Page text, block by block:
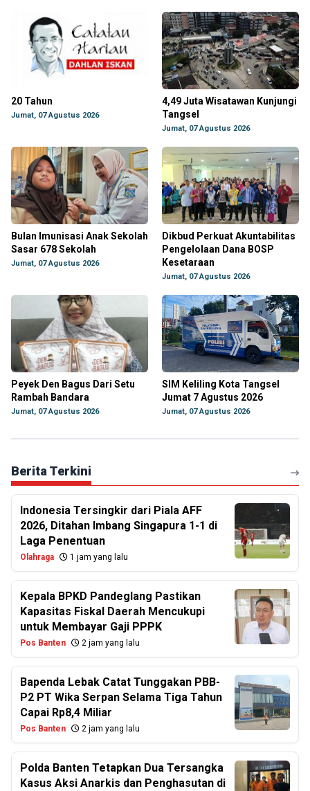
20 Tahun
Jumat, 07 Agustus 2026
4,49 Juta Wisatawan Kunjungi
Tangsel
Jumat, 07 Agustus 2026
Bulan Imunisasi Anak Sekolah
Sasar 678 Sekolah
Jumat, 07 Agustus 2026
Dikbud Perkuat Akuntabilitas
Pengelolaan Dana BOSP
Kesetaraan
Jumat, 07 Agustus 2026
Peyek Den Bagus Dari Setu
Rambah Bandara
Jumat, 07 Agustus 2026
SIM Keliling Kota Tangsel
Jumat 7 Agustus 2026
Jumat, 07 Agustus 2026
Berita Terkini
Indonesia Tersingkir dari Piala AFF
2026, Ditahan Imbang Singapura 1-1 di
Laga Penentuan
Olahraga 1 jam yang lalu
Kepala BPKD Pandeglang Pastikan
Kapasitas Fiskal Daerah Mencukupi
untuk Membayar Gaji PPPK
Pos Banten 2 jam yang lalu
Bapenda Lebak Catat Tunggakan PBB-
P2 PT Wika Serpan Selama Tiga Tahun
Capai Rp8,4 Miliar
Pos Banten 2 jam yang lalu
Polda Banten Tetapkan Dua Tersangka
Kasus Aksi Anarkis dan Penghasutan di